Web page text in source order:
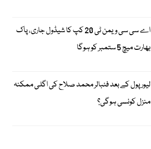
اے سی سی ویمن ٹی 20 کپ کا شیڈول جاری، پاک
بھارت میچ 5 ستمبر کو ہوگا
لیور پول کے بعد فٹبالر محمد صلاح کی اگلی ممکنہ
منزل کونسی ہوگی؟